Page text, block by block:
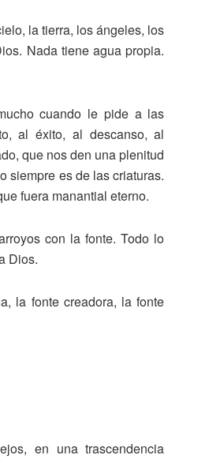
la tierra, los ángeles, los
Nada tiene agua propia.
cuando le pide a las
al éxito, al descanso, al
que nos den una plenitud
siempre es de las criaturas.
fuera manantial eterno.
con la fonte. Todo lo
Dios.
la fonte creadora, la fonte
en una trascendencia